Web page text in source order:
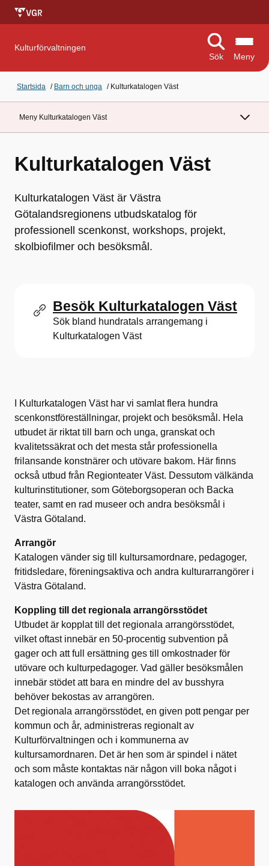
Kulturförvaltningen
Sök
Meny
Startsida / Barn och unga / Kulturkatalogen Väst
Meny Kulturkatalogen Väst
Kulturkatalogen Väst
Kulturkatalogen Väst är Västra
Götalandsregionens utbudskatalog för
professionell scenkonst, workshops, projekt,
skolbiofilmer och besöksmål.
Besök Kulturkatalogen Väst
Sök bland hundratals arrangemang i
Kulturkatalogen Väst
I Kulturkatalogen Väst har vi samlat flera hundra
scenkonstföreställningar, projekt och besöksmål. Hela
utbudet är riktat till barn och unga, granskat och
kvalitetssäkrat och det mesta står professionella
frilansande konstnärer och utövare bakom. Här finns
också utbud från Regionteater Väst. Dessutom välkända
kulturinstitutioner, som Göteborgsoperan och Backa
teater, samt en rad museer och andra besöksmål i
Västra Götaland.
Arrangör
Katalogen vänder sig till kultursamordnare, pedagoger,
fritidsledare, föreningsaktiva och andra kulturarrangörer i
Västra Götaland.
Koppling till det regionala arrangörsstödet
Utbudet är kopplat till det regionala arrangörsstödet,
vilket oftast innebär en 50-procentig subvention på
gager och att full ersättning ges till omkostnader för
utövare och kulturpedagoger. Vad gäller besöksmålen
innebär stödet att bara en mindre del av busshyra
behöver bekostas av arrangören.
Det regionala arrangörsstödet, en given pott pengar per
kommun och år, administreras regionalt av
Kulturförvaltningen och i kommunerna av
kultursamordnaren. Det är hen som är spindel i nätet
och som måste kontaktas när någon vill boka något i
katalogen och använda arrangörsstödet.